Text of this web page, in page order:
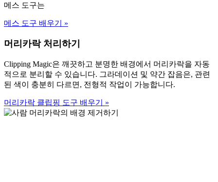
메스 도구는
메스 도구 배우기 »
머리카락 처리하기
Clipping Magic은 깨끗하고 분명한 배경에서 머리카락을 자동
적으로 분리할 수 있습니다. 그라데이션 및 약간 잡음은, 관련
된 색이 충분히 다르면, 전형적 작업이 가능합니다.
머리카락 클립핑 도구 배우기 »